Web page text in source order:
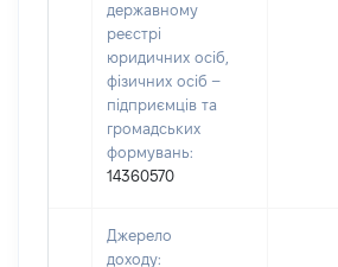
державному
реєстрі
юридичних осіб,
фізичних осіб –
підприємців та
громадських
формувань:
14360570
Джерело
доходу: